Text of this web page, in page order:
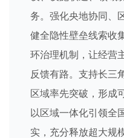
务。强化央地协同、
健全隐性壁垒线索收
环治理机制，让经营
反馈有路。支持长三
区域率先突破，形成
以区域一体化引领全
实，充分释放超大规